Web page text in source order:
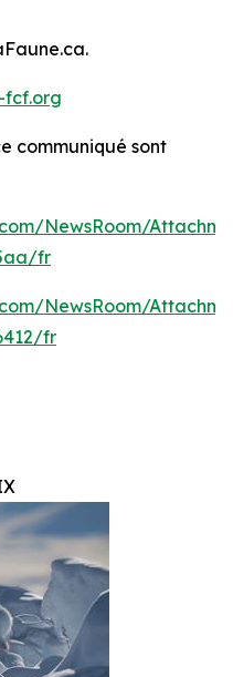
fcf.org
communiqué sont
NewsRoom/
fr
NewsRoom/
fr